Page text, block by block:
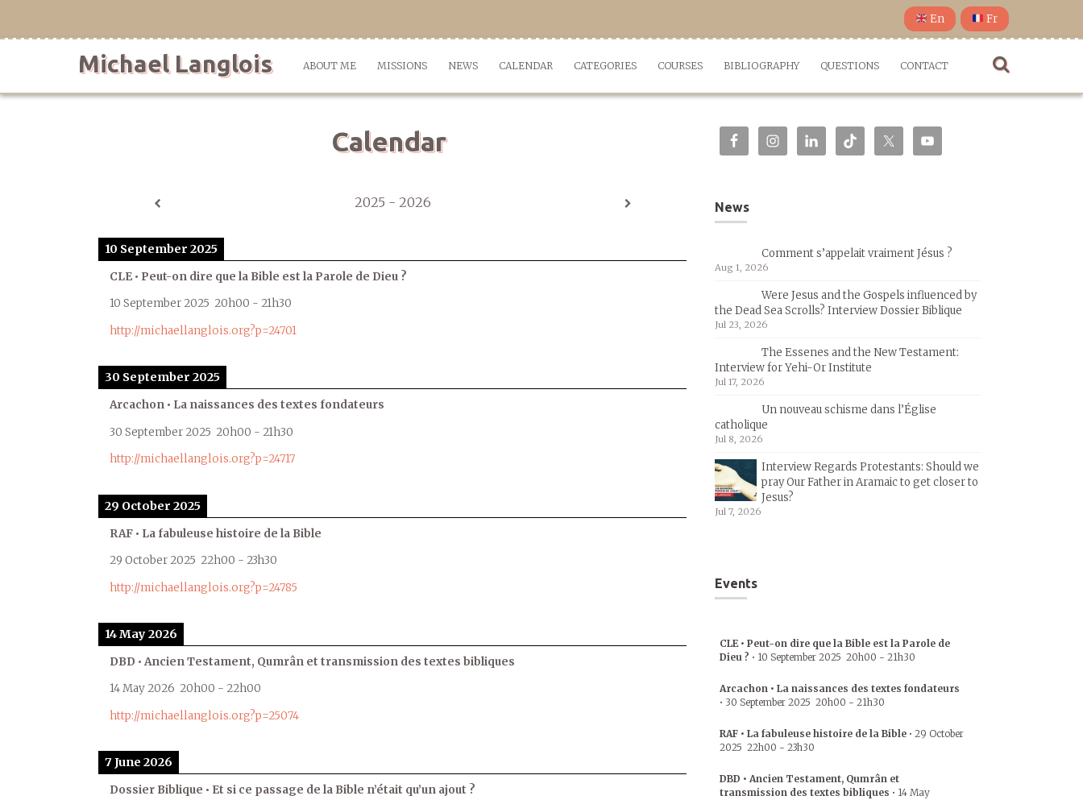
En Fr
Michael Langlois ABOUT ME MISSIONS NEWS CALENDAR CATEGORIES COURSES BIBLIOGRAPHY QUESTIONS CONTACT
Calendar
2025 - 2026
10 September 2025
CLE • Peut-on dire que la Bible est la Parole de Dieu ?
10 September 2025 20h00 - 21h30
http://michaellanglois.org?p=24701
30 September 2025
Arcachon • La naissances des textes fondateurs
30 September 2025 20h00 - 21h30
http://michaellanglois.org?p=24717
29 October 2025
RAF • La fabuleuse histoire de la Bible
29 October 2025 22h00 - 23h30
http://michaellanglois.org?p=24785
14 May 2026
DBD • Ancien Testament, Qumrân et transmission des textes bibliques
14 May 2026 20h00 - 22h00
http://michaellanglois.org?p=25074
7 June 2026
Dossier Biblique • Et si ce passage de la Bible n’était qu’un ajout ?
News
Comment s’appelait vraiment Jésus ?
Aug 1, 2026
Were Jesus and the Gospels influenced by
the Dead Sea Scrolls? Interview Dossier Biblique
Jul 23, 2026
The Essenes and the New Testament:
Interview for Yehi-Or Institute
Jul 17, 2026
Un nouveau schisme dans l’Église
catholique
Jul 8, 2026
Interview Regards Protestants: Should we
pray Our Father in Aramaic to get closer to
Jesus?
Jul 7, 2026
Events
CLE • Peut-on dire que la Bible est la Parole de
Dieu ? • 10 September 2025 20h00 - 21h30
Arcachon • La naissances des textes fondateurs
• 30 September 2025 20h00 - 21h30
RAF • La fabuleuse histoire de la Bible • 29 October
2025 22h00 - 23h30
DBD • Ancien Testament, Qumrân et
transmission des textes bibliques • 14 May